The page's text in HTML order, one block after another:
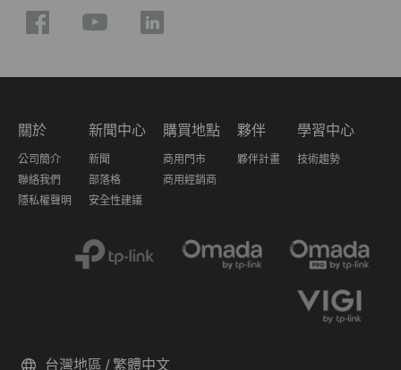
關於
公司簡介
聯絡我們
隱私權聲明
新聞中心
新聞
部落格
安全性建議
購買地點
商用門市
商用經銷商
夥伴
夥伴計畫
學習中心
技術趨勢
台灣地區 / 繁體中文